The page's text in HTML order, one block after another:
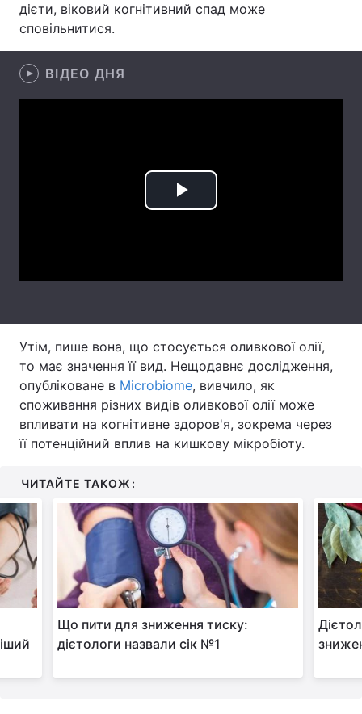
Відео з Youtube Статті
Архів
Тема оформлення
дієти, віковий когнітивний спад може
сповільнитися.
ВІДЕО ДНЯ
Play
Утім, пише вона, що стосується оливкової олії,
то має значення її вид. Нещодавнє дослідження,
опубліковане в Microbiome, вивчило, як
споживання різних видів оливкової олії може
впливати на когнітивне здоров'я, зокрема через
її потенційний вплив на кишкову мікробіоту.
ЧИТАЙТЕ ТАКОЖ:
Що пити для зниження тиску:
дієтологи назвали сік №1